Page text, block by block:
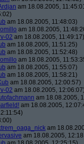
am 18.08.2005,
am 18.08.2005, 11:48:03)
am 18.08.2005,
02 am 18.08.2005, 11:49:17)
am 18.08.2005, 11:51:25)
am 18.08.2005, 11:52:48)
am 18.08.2005,
am 18.08.2005, 11:55:07)
am 18.08.2005, 11:58:21)
am 18.08.2005, 12:00:57)
02 am 18.08.2005,
am 18.08.2005,
am 18.08.2005,
am
am 18.08.2005,